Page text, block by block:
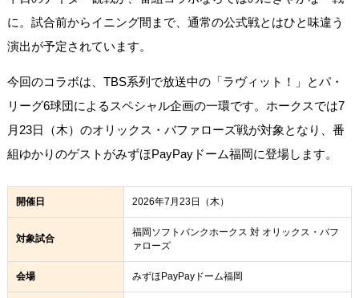
に。試合前からイニング間まで、通常の公式戦とはひと味違う
演出が予定されています。
今回のコラボは、TBS系列で放送中の「ラヴィット！」とパ・
リーグ6球団によるスペシャル企画の一環です。ホークスでは7
月23日（木）のオリックス・バファローズ戦が対象となり、番
組ゆかりのゲストがみずほPayPayドーム福岡に登場します。
開催日 2026年7月23日（木）
対象試合
福岡ソフトバンクホークス 対 オリックス・バフ
ァローズ
会場 みずほPayPayドーム福岡